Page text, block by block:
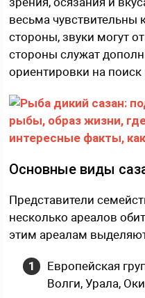
весьма чувствительны
стороны, звуки могут
стороны служат
ориентировки на
Основные виды
Представители
несколько ареалов
этим ареалам
Европейская
Волги, Урала,